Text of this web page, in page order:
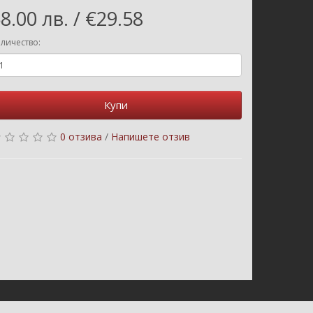
лв. / €29.58
Купи
0 отзива / Напишете отзив